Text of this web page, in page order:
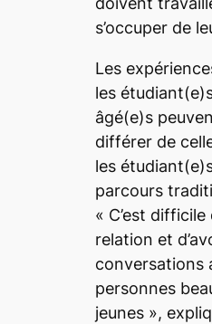
s’occuper de
Les
les
âgé(e)s
différer de
les
parcours
« C’est difficile
relation et
conversations
personnes
jeunes »,